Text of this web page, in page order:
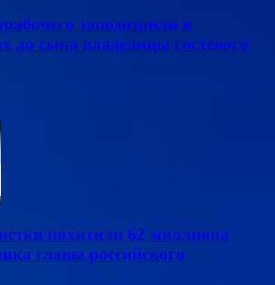
заподозрили в
до сына владелицы гостевого
похитили 62 миллиона
главы российского